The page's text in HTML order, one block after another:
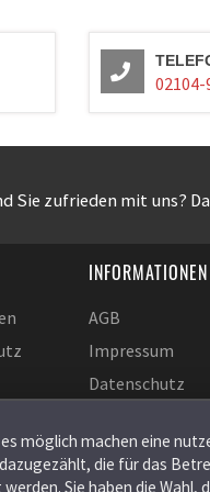
02104-
Sie zufrieden mit uns?
INFORMATIONEN
AGB
Impressum
Datenschutz
Versand /
möglich machen eine
die für das
Sie haben die Wahl,